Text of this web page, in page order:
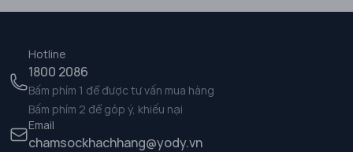
Hotline
1800 2086
Bấm phím 1 để được tư vấn mua hàng
Bấm phím 2 để góp ý, khiếu nại
Email
chamsockhachhang@yody.vn